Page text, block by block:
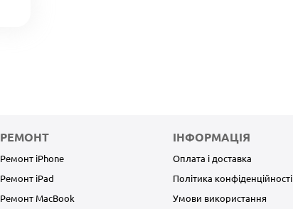
РЕМОНТ
Ремонт iPhone
Ремонт iPad
Ремонт MacBook
ІНФОРМАЦІЯ
Оплата і доставка
Політика конфіденційності
Умови використання